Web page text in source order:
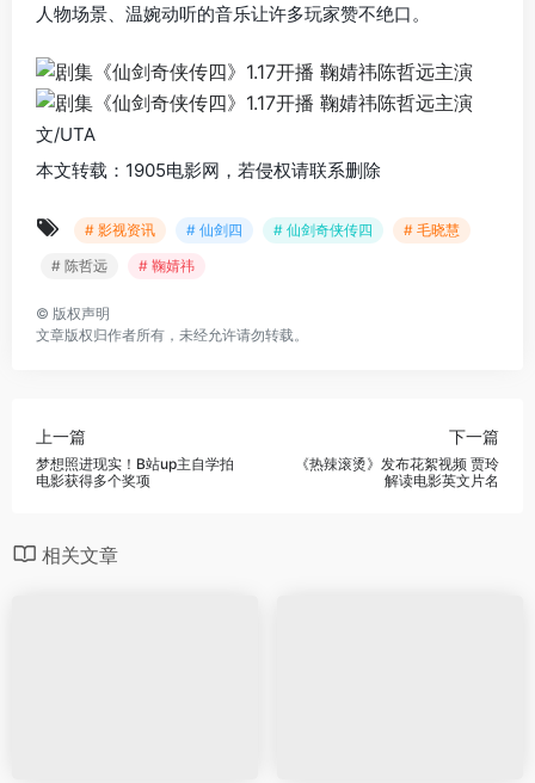
人物场景、温婉动听的音乐让许多玩家赞不绝口。
文/UTA
本文转载：1905电影网，若侵权请联系删除
# 影视资讯 # 仙剑四 # 仙剑奇侠传四
# 毛晓慧
# 陈哲远
# 鞠婧祎
© 版权声明
文章版权归作者所有，未经允许请勿转载。
上一篇
梦想照进现实！B站up主自学拍
电影获得多个奖项
下一篇
《热辣滚烫》发布花絮视频 贾玲
解读电影英文片名
相关文章